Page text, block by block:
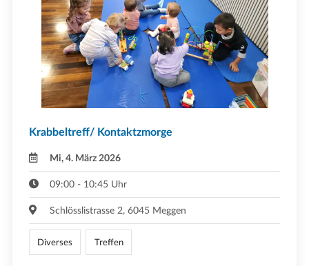
Krabbeltreff/ Kontaktzmorge
Mi, 4. März 2026
09:00 - 10:45 Uhr
Schlösslistrasse 2, 6045 Meggen
Diverses Treffen